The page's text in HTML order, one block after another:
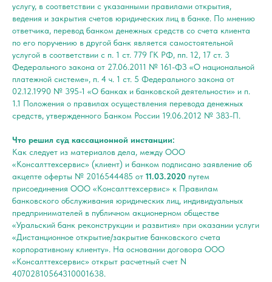
услугу, в соответствии с указанными правилами открытия,
ведения и закрытия счетов юридических лиц в банке. По мнению
ответчика, перевод банком денежных средств со счета клиента
по его поручению в другой банк является самостоятельной
услугой в соответствии с п. 1 ст. 779 ГК РФ, пп. 12, 17 ст. 3
Федерального закона от 27.06.2011 № 161-ФЗ «О национальной
платежной системе», п. 4 ч. 1 ст. 5 Федерального закона от
02.12.1990 № 395-1 «О банках и банковской деятельности» и п.
1.1 Положения о правилах осуществления перевода денежных
средств, утвержденного Банком России 19.06.2012 № 383-П.
Что решил суд кассационной инстанции:
Как следует из материалов дела, между ООО
«Консалттехсервис» (клиент) и банком подписано заявление об
акцепте оферты № 2016544485 от 11.03.2020 путем
присоединения ООО «Консалттехсервис» к Правилам
банковского обслуживания юридических лиц, индивидуальных
предпринимателей в публичном акционерном обществе
«Уральский банк реконструкции и развития» при оказании услуги
«Дистанционное открытие/закрытие банковского счета
корпоративному клиенту». На основании договора ООО
«Консалттехсервис» открыт расчетный счет N
40702810564310001638.